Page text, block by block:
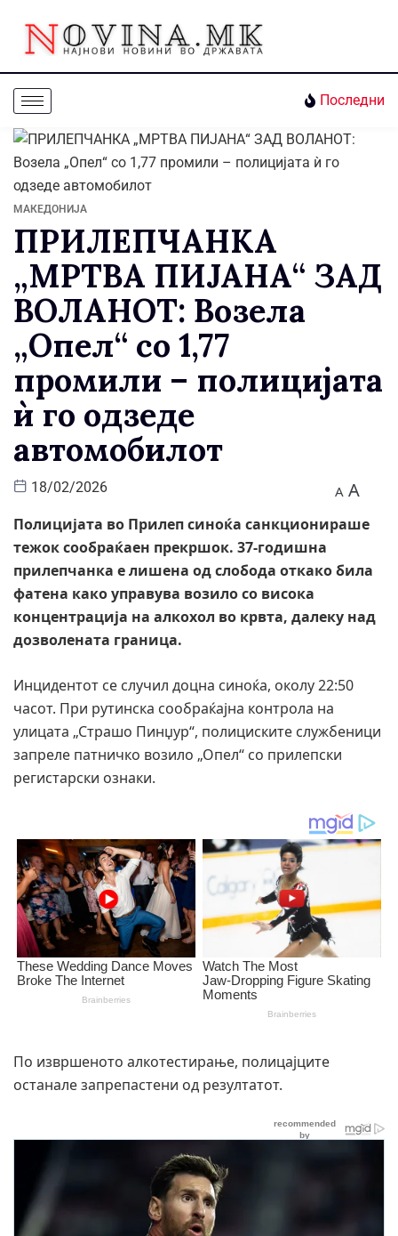
Последни
МАКЕДОНИЈА
ПРИЛЕПЧАНКА
„МРТВА ПИЈАНА“ ЗАД
ВОЛАНОТ: Возела
„Опел“ со 1,77
промили – полицијата
ѝ го одзеде
автомобилот
18/02/2026 A A
Полицијата во Прилеп синоќа санкционираше
тежок сообраќаен прекршок. 37-годишна
прилепчанка е лишена од слобода откако била
фатена како управува возило со висока
концентрација на алкохол во крвта, далеку над
дозволената граница.
Инцидентот се случил доцна синоќа, околу 22:50
часот. При рутинска сообраќајна контрола на
улицата „Страшо Пинџур“, полициските службеници
запреле патничко возило „Опел“ со прилепски
регистарски ознаки.
По извршеното алкотестирање, полицајците
останале запрепастени од резултатот.